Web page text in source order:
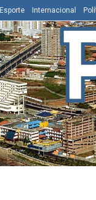
Esporte Internacional